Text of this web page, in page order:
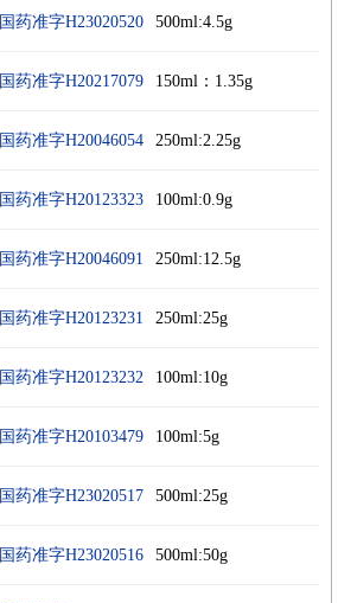
国药准字H23020520 500ml:4.5g
国药准字H20217079 150ml：1.35g
国药准字H20046054 250ml:2.25g
国药准字H20123323 100ml:0.9g
国药准字H20046091 250ml:12.5g
国药准字H20123231 250ml:25g
国药准字H20123232 100ml:10g
国药准字H20103479 100ml:5g
国药准字H23020517 500ml:25g
国药准字H23020516 500ml:50g